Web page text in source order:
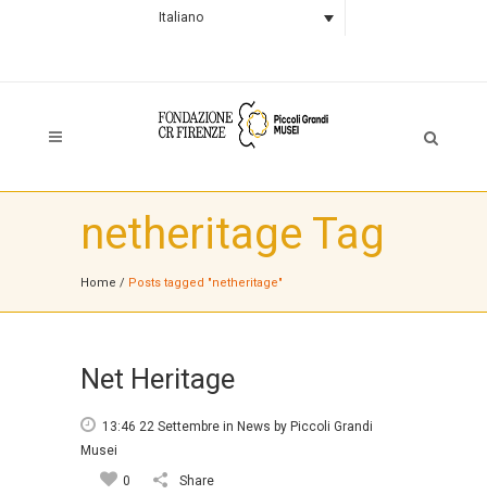
Italiano
netheritage Tag
Home / Posts tagged "netheritage"
Net Heritage
13:46 22 Settembre in News by Piccoli Grandi
Musei
0
Share